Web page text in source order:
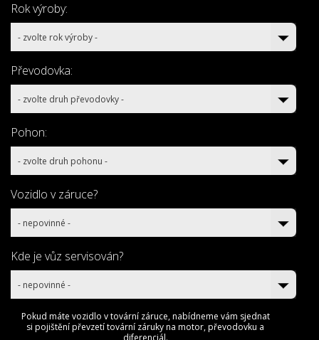
Rok výroby:
- zvolte rok výroby -
Převodovka:
- zvolte druh převodovky -
Pohon:
- zvolte druh pohonu -
Vozidlo v záruce?
- nepovinné -
Kde je vůz servisován?
- nepovinné -
Pokud máte vozidlo v tovární záruce, nabídneme vám sjednat
si pojištění převzetí tovární záruky na motor, převodovku a